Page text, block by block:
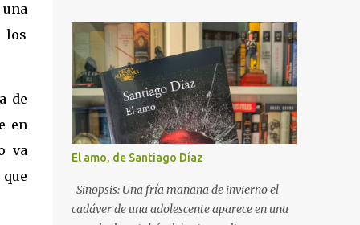
los
de
en
va
El amo, de Santiago Díaz
Sinopsis: Una fría mañana de invierno el
cadáver de una adolescente aparece en una